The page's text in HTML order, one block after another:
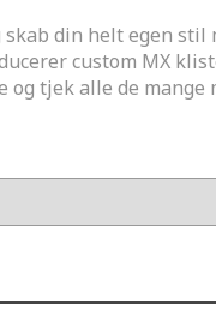
din helt egen
custom MX
og tjek alle de